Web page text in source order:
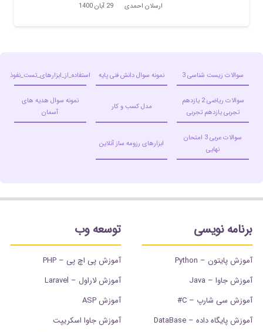
ارسلان احمدی 29 آبان 1400
سوالات زیست شناسی 3 نمونه سوال دانش فنی پایه استفاده_از_ابزارهای_تست_نفوذ
سوالات ریاضی 2 یازدهم
تجربی یازدهم تجربی
مدل کسب و کار
نمونه سوال هدیه های
آسمان
سوالات عربی 3 امتحان
نهایی
ابزارهای رزومه ساز آنلاین
برنامه نویسی
آموزش پایتون – Python
آموزش جاوا – Java
آموزش سی شارپ – C#
آموزش پایگاه داده – DataBase
توسعه وب
آموزش پی اچ پی – PHP
آموزش لاراول – Laravel
آموزش ASP
آموزش جاوا اسکریپت